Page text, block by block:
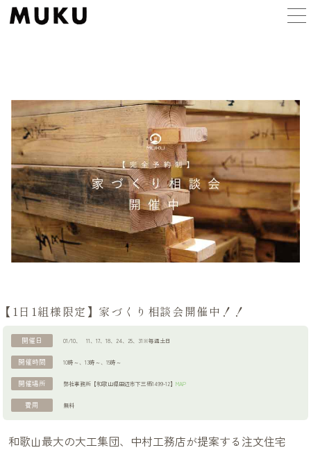
ラインアップ
施工事例
イベント
ブログ
資料請求
【1日1組様限定】家づくり相談会開催中！！
開催日 01/10 11 、17 、18 、24 、25 、31※毎週土日
開催時間 10時～ 、13時～ 、15時～
開催場所 弊社事務所【和歌山県田辺市下三栖1499-12】 MAP
費用 無料
和歌山最大の大工集団、中村工務店が提案する注文住宅